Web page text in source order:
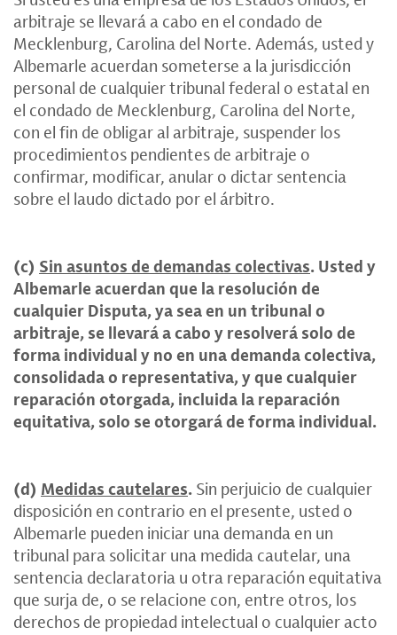
arbitraje se llevará a cabo en el condado de
Mecklenburg, Carolina del Norte. Además, usted y
Albemarle acuerdan someterse a la jurisdicción
personal de cualquier tribunal federal o estatal en
el condado de Mecklenburg, Carolina del Norte,
con el fin de obligar al arbitraje, suspender los
procedimientos pendientes de arbitraje o
confirmar, modificar, anular o dictar sentencia
sobre el laudo dictado por el árbitro.
(c) Sin asuntos de demandas colectivas. Usted y
Albemarle acuerdan que la resolución de
cualquier Disputa, ya sea en un tribunal o
arbitraje, se llevará a cabo y resolverá solo de
forma individual y no en una demanda colectiva,
consolidada o representativa, y que cualquier
reparación otorgada, incluida la reparación
equitativa, solo se otorgará de forma individual.
(d) Medidas cautelares. Sin perjuicio de cualquier
disposición en contrario en el presente, usted o
Albemarle pueden iniciar una demanda en un
tribunal para solicitar una medida cautelar, una
sentencia declaratoria u otra reparación equitativa
que surja de, o se relacione con, entre otros, los
derechos de propiedad intelectual o cualquier acto